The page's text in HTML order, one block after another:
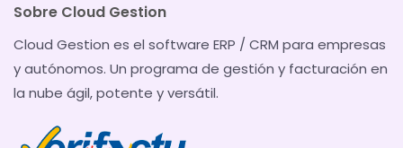
Sobre Cloud Gestion
Cloud Gestion es el software ERP / CRM para empresas
y autónomos. Un programa de gestión y facturación en
la nube ágil, potente y versátil.